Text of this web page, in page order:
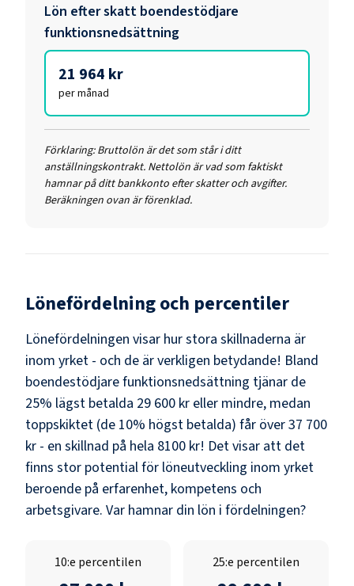
Lön efter skatt boendestödjare
funktionsnedsättning
21 964 kr
per månad
Förklaring: Bruttolön är det som står i ditt
anställningskontrakt. Nettolön är vad som faktiskt
hamnar på ditt bankkonto efter skatter och avgifter.
Beräkningen ovan är förenklad.
Lönefördelning och percentiler
Lönefördelningen visar hur stora skillnaderna är
inom yrket - och de är verkligen betydande! Bland
boendestödjare funktionsnedsättning tjänar de
25% lägst betalda 29 600 kr eller mindre, medan
toppskiktet (de 10% högst betalda) får över37 700
kr - en skillnad på hela 8100 kr! Det visar att det
finns stor potential för löneutveckling inom yrket
beroende på erfarenhet, kompetens och
arbetsgivare. Var hamnar din lön i fördelningen?
10:e percentilen 25:e percentilen